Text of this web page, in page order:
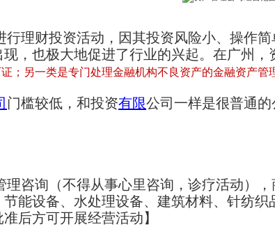
理财投资活动，因其投资风险小、操作
，也极大地促进了行业的兴起。在广州，
；另一类是专门处理金融机构不良资产的金融资产管
门槛较低，和投资有限公司一样是很普通的
咨询（不得从事心里咨询，诊疗活动）
能设备、水处理设备、建筑材料、针纺
后方可开展经营活动】